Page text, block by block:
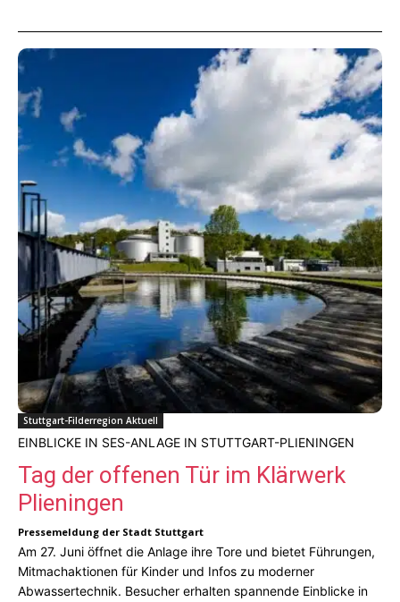
Stuttgart-Filderregion Aktuell
EINBLICKE IN SES-ANLAGE IN STUTTGART-PLIENINGEN
Tag der offenen Tür im Klärwerk
Plieningen
Pressemeldung der Stadt Stuttgart
Am 27. Juni öffnet die Anlage ihre Tore und bietet Führungen,
Mitmachaktionen für Kinder und Infos zu moderner
Abwassertechnik. Besucher erhalten spannende Einblicke in